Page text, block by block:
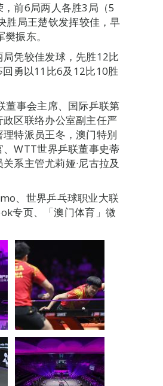
前6局两人各胜3局（5
局王楚钦发挥较佳，早
振东。
凭较佳发球，先胜12比
勇以11比6及12比10胜
董事会主席、国际乒联第
区联络办公室副主任严
特派员王冬，澳门特别
WTT世界乒联董事史蒂
系主管尤莉娅·尼古拉及
、世界乒乓球职业大联
专页、「澳门体育」微